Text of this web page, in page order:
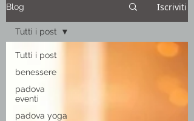
Blog Iscriviti
Tutti i post
benessere
padova
eventi
padova yoga
Tutti i post